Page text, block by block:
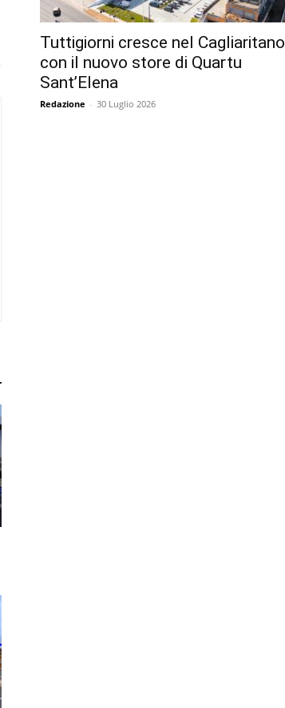
Tuttigiorni cresce nel Cagliaritano
con il nuovo store di Quartu
Sant’Elena
Redazione - 30 Luglio 2026